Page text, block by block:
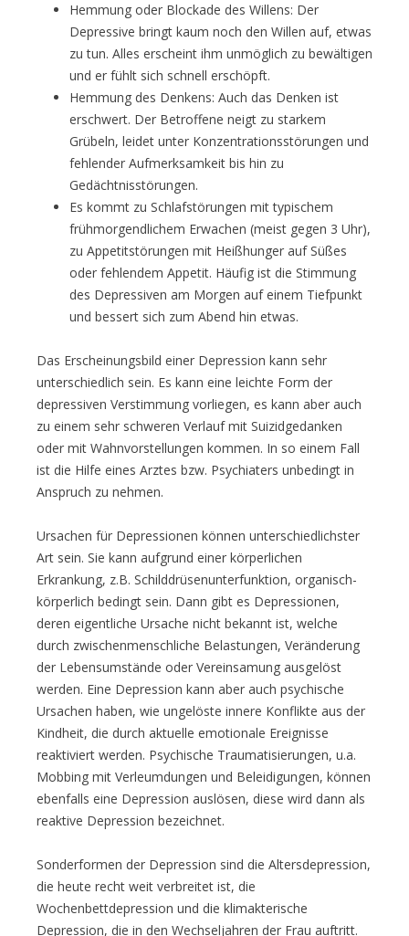
Hemmung oder Blockade des Willens: Der
Depressive bringt kaum noch den Willen auf, etwas
zu tun. Alles erscheint ihm unmöglich zu bewältigen
und er fühlt sich schnell erschöpft.
Hemmung des Denkens: Auch das Denken ist
erschwert. Der Betroffene neigt zu starkem
Grübeln, leidet unter Konzentrationsstörungen und
fehlender Aufmerksamkeit bis hin zu
Gedächtnisstörungen.
Es kommt zu Schlafstörungen mit typischem
frühmorgendlichem Erwachen (meist gegen 3 Uhr),
zu Appetitstörungen mit Heißhunger auf Süßes
oder fehlendem Appetit. Häufig ist die Stimmung
des Depressiven am Morgen auf einem Tiefpunkt
und bessert sich zum Abend hin etwas.
Das Erscheinungsbild einer Depression kann sehr
unterschiedlich sein. Es kann eine leichte Form der
depressiven Verstimmung vorliegen, es kann aber auch
zu einem sehr schweren Verlauf mit Suizidgedanken
oder mit Wahnvorstellungen kommen. In so einem Fall
ist die Hilfe eines Arztes bzw. Psychiaters unbedingt in
Anspruch zu nehmen.
Ursachen für Depressionen können unterschiedlichster
Art sein. Sie kann aufgrund einer körperlichen
Erkrankung, z.B. Schilddrüsenunterfunktion, organisch-
körperlich bedingt sein. Dann gibt es Depressionen,
deren eigentliche Ursache nicht bekannt ist, welche
durch zwischenmenschliche Belastungen, Veränderung
der Lebensumstände oder Vereinsamung ausgelöst
werden. Eine Depression kann aber auch psychische
Ursachen haben, wie ungelöste innere Konflikte aus der
Kindheit, die durch aktuelle emotionale Ereignisse
reaktiviert werden. Psychische Traumatisierungen, u.a.
Mobbing mit Verleumdungen und Beleidigungen, können
ebenfalls eine Depression auslösen, diese wird dann als
reaktive Depression bezeichnet.
Sonderformen der Depression sind die Altersdepression,
die heute recht weit verbreitet ist, die
Wochenbettdepression und die klimakterische
Depression, die in den Wechseljahren der Frau auftritt.